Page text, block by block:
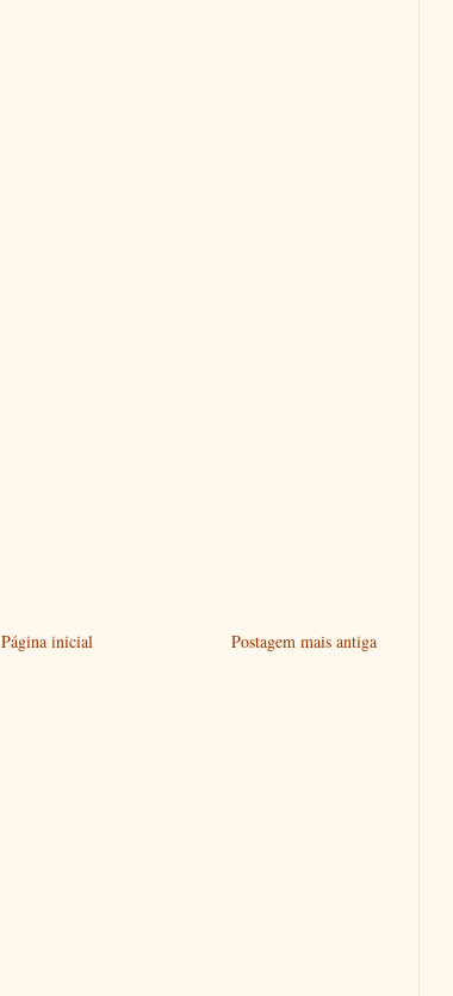
Postagem mais antiga
Página inicial